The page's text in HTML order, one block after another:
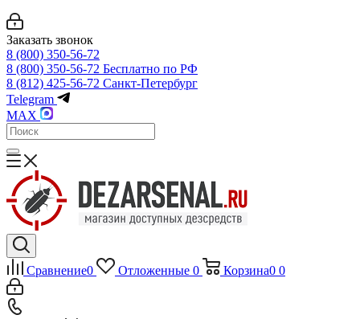
Заказать звонок
8 (800) 350-56-72
8 (800) 350-56-72 Бесплатно по РФ
8 (812) 425-56-72 Санкт-Петербург
Telegram
MAX
Сравнение0 Отложенные 0 Корзина0 0